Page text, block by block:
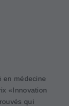
en médecine
«Innovation
qui